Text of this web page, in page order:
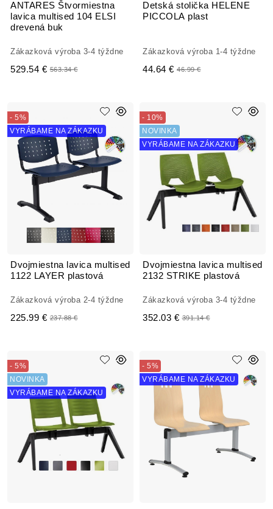
ANTARES Štvormiestna
lavica multised 104 ELSI
drevená buk
Zákazková výroba 3-4 týždne
529.54 € 563.34 €
Detská stolička HELENE
PICCOLA plast
Zákazková výroba 1-4 týždne
44.64 € 46.99 €
Dvojmiestna lavica multised
1122 LAYER plastová
- 5%
VYRÁBAME NA ZÁKAZKU
Zákazková výroba 2-4 týždne
225.99 € 237.88 €
Dvojmiestna lavica multised
2132 STRIKE plastová
- 10%
NOVINKA
VYRÁBAME NA ZÁKAZKU
Zákazková výroba 3-4 týždne
352.03 € 391.14 €
- 5%
NOVINKA
VYRÁBAME NA ZÁKAZKU
- 5%
VYRÁBAME NA ZÁKAZKU